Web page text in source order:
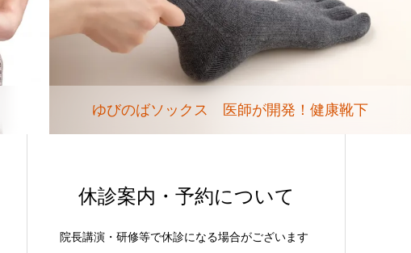
ゆびのばソックス 医師が開発！健康靴下
休診案内・予約について
院長講演・研修等で休診になる場合がございます